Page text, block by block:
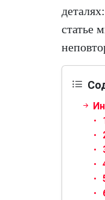
статье